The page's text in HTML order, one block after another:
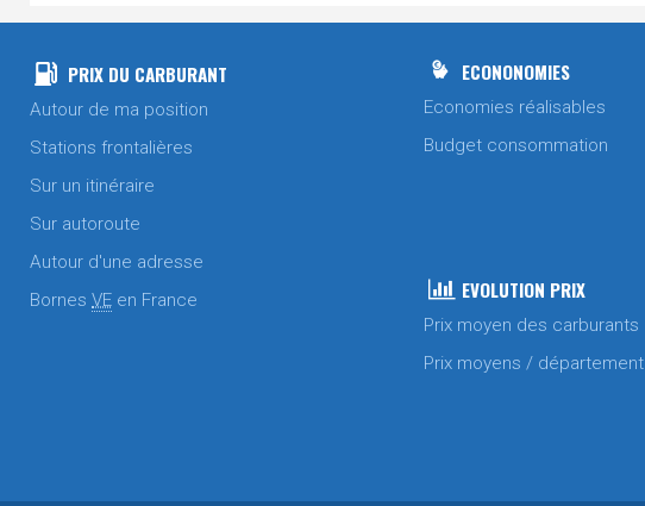
PRIX DU CARBURANT
Autour de ma position
Stations frontalières
Sur un itinéraire
Sur autoroute
Autour d'une adresse
Bornes VE en France
ECONONOMIES
Economies réalisables
Budget consommation
EVOLUTION PRIX
Prix moyen des carburants
Prix moyens / département